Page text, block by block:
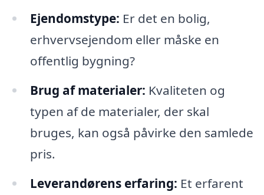
Ejendomstype: Er det en bolig,
erhvervsejendom eller måske en
offentlig bygning?
Brug af materialer: Kvaliteten og
typen af de materialer, der skal
bruges, kan også påvirke den samlede
pris.
Leverandørens erfaring: Et erfarent